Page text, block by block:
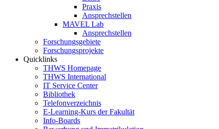
Praxis
Ansprechstellen
MAVEL Lab
Ansprechstellen
Forschungsgebiete
Forschungsprojekte
Quicklinks
THWS Homepage
THWS International
IT Service Center
Bibliothek
Telefonverzeichnis
E-Learning-Kurs der Fakultät
Info-Boards